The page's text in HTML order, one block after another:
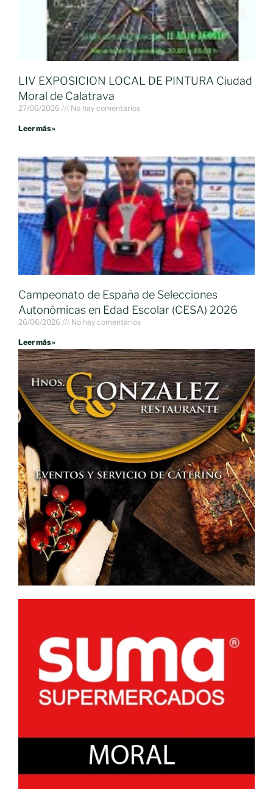
LIV EXPOSICION LOCAL DE PINTURA Ciudad
Moral de Calatrava
27/06/2026 No hay comentarios
Leer más »
Campeonato de España de Selecciones
Autonómicas en Edad Escolar (CESA) 2026
26/06/2026 No hay comentarios
Leer más »